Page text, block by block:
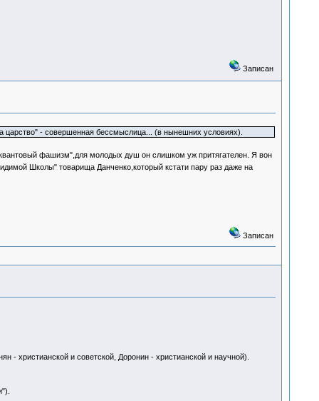
Записан
- совершенная бессмыслица... (в нынешних условиях).
фашизм",для молодых душ он слишком уж притягателен. Я вон
Школы" товарища Данченко,который кстати пару раз даже на
Записан
- христианской и советской, Доронин - христианской и научной).